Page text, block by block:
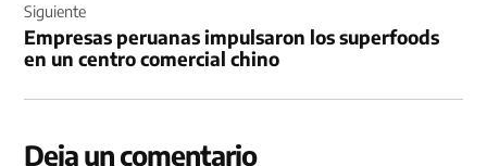
Siguiente
Empresas peruanas impulsaron los superfoods
en un centro comercial chino
Deja un comentario